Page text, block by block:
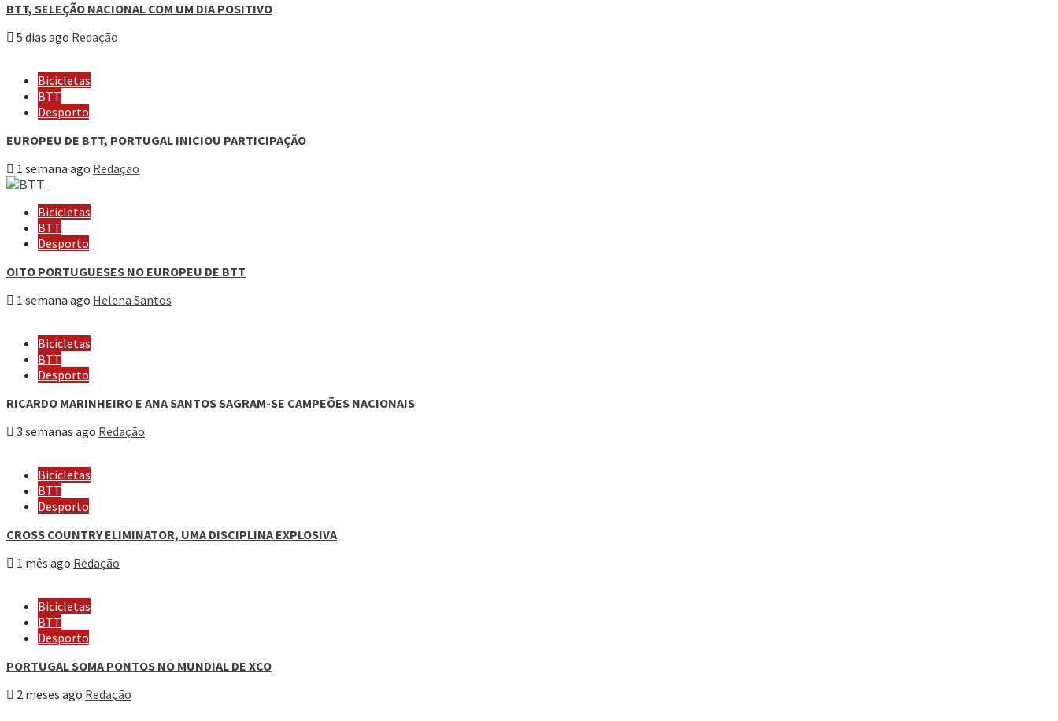
BTT, SELEÇÃO NACIONAL COM UM DIA POSITIVO
5 dias ago Redação
Bicicletas
BTT
Desporto
EUROPEU DE BTT, PORTUGAL INICIOU PARTICIPAÇÃO
1 semana ago Redação
Bicicletas
BTT
Desporto
OITO PORTUGUESES NO EUROPEU DE BTT
1 semana ago Helena Santos
Bicicletas
BTT
Desporto
RICARDO MARINHEIRO E ANA SANTOS SAGRAM-SE CAMPEÕES NACIONAIS
3 semanas ago Redação
Bicicletas
BTT
Desporto
CROSS COUNTRY ELIMINATOR, UMA DISCIPLINA EXPLOSIVA
1 mês ago Redação
Bicicletas
BTT
Desporto
PORTUGAL SOMA PONTOS NO MUNDIAL DE XCO
2 meses ago Redação